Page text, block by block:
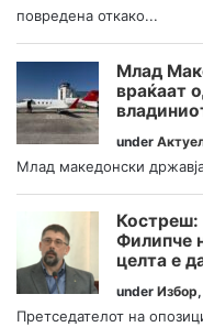
повредена откако...
Млад
враќаат
under
Млад македонски
Костреш:
Филипче
целта е
under Избор,
Претседателот на